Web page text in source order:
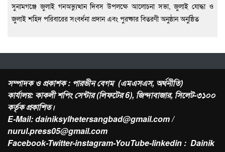
সুনামগঞ্জে জুলাই গনঅভ্যুত্থান দিবস উপলক্ষে আলোচনা সভা, জুলাই যোদ্ধা ও
জুলাই শহিদ পরিবারের সংবর্ধনা প্রদান এবং পুরষ্কার বিতরণী অনুষ্ঠান অনুষ্ঠিত
সম্পাদক ও প্রকাশক : পারভীন বেগম (এমএসএস, অর্থনীতি)
কার্যালয়: কাকলী শপিং সেন্টার (লিফটের 6), জিন্দাবাজার, সিলেট-৩১০০
কর্তৃক প্রকাশিত।
E-Mail: dainiksylhetersangbad@gmail.com /
nurul.press05@gmail.com
Facebook-Twitter-instagram-YouTube-linkedin : Dainik